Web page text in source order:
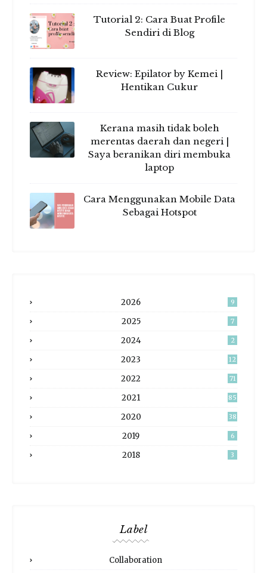
Tutorial 2: Cara Buat Profile
Sendiri di Blog
Review: Epilator by Kemei |
Hentikan Cukur
Kerana masih tidak boleh
merentas daerah dan negeri |
Saya beranikan diri membuka
laptop
Cara Menggunakan Mobile Data
Sebagai Hotspot
2026 9
2025 7
2024 2
2023 12
2022 71
2021 85
2020 38
2019 6
2018 3
Label
Collaboration